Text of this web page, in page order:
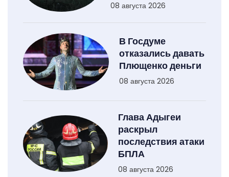
08 августа 2026
В Госдуме
отказались давать
Плющенко деньги
08 августа 2026
Глава Адыгеи
раскрыл
последствия атаки
БПЛА
08 августа 2026